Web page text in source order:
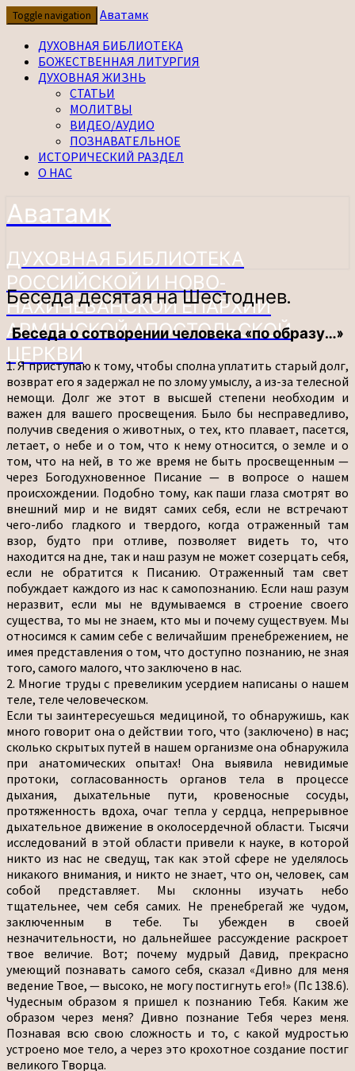
Перейти
к
содержимому
Toggle navigation
Аватамк
ДУХОВНАЯ БИБЛИОТЕКА
БОЖЕСТВЕННАЯ ЛИТУРГИЯ
ДУХОВНАЯ ЖИЗНЬ
СТАТЬИ
МОЛИТВЫ
ВИДЕО/АУДИО
ПОЗНАВАТЕЛЬНОЕ
ИСТОРИЧЕСКИЙ РАЗДЕЛ
О НАС
Аватамк
ДУХОВНАЯ БИБЛИОТЕКА
РОССИЙСКОЙ И НОВО-
НАХИЧЕВАНСКОЙ ЕПАРХИИ
АРМЯНСКОЙ АПОСТОЛЬСКОЙ
ЦЕРКВИ
Беседа
десятая
на
Шестоднев.
Беседа десятая на Шестоднев.
Беседа о сотворении человека «по образу…»
1. Я приступаю к тому, чтобы сполна уплатить старый долг,
возврат его я задержал не по злому умыслу, а из-за телесной
немощи. Долг же этот в высшей степени необходим и
важен для вашего просвещения. Было бы несправедливо,
получив сведения о животных, о тех, кто плавает, пасется,
летает, о небе и о том, что к нему относится, о земле и о
том, что на ней, в то же время не быть просвещенным —
через Богодухновенное Писание — в вопросе о нашем
происхождении. Подобно тому, как паши глаза смотрят во
внешний мир и не видят самих себя, если не встречают
чего-либо гладкого и твердого, когда отраженный там
взор, будто при отливе, позволяет видеть то, что
находится на дне, так и наш разум не может созерцать себя,
если не обратится к Писанию. Отраженный там свет
побуждает каждого из нас к самопознанию. Если наш разум
неразвит, если мы не вдумываемся в строение своего
существа, то мы не знаем, кто мы и почему существуем. Мы
относимся к самим себе с величайшим пренебрежением, не
имея представления о том, что доступно познанию, не зная
того, самого малого, что заключено в нас.
2. Многие труды с превеликим усердием написаны о нашем
теле, теле человеческом.
Если ты заинтересуешься медициной, то обнаружишь, как
много говорит она о действии того, что (заключено) в нас;
сколько скрытых путей в нашем организме она обнаружила
при анатомических опытах! Она выявила невидимые
протоки, согласованность органов тела в процессе
дыхания, дыхательные пути, кровеносные сосуды,
протяженность вдоха, очаг тепла у сердца, непрерывное
дыхательное движение в околосердечной области. Тысячи
исследований в этой области привели к науке, в которой
никто из нас не сведущ, так как этой сфере не уделялось
никакого внимания, и никто не знает, что он, человек, сам
собой представляет. Мы склонны изучать небо
тщательнее, чем себя самих. Не пренебрегай же чудом,
заключенным в тебе. Ты убежден в своей
незначительности, но дальнейшее рассуждение раскроет
твое величие. Вот; почему мудрый Давид, прекрасно
умеющий познавать самого себя, сказал «Дивно для меня
ведение Твое, — высоко, не могу постигнуть его!» (Пс 138.6).
Чудесным образом я пришел к познанию Тебя. Каким же
образом через меня? Дивно познание Тебя через меня.
Познавая всю свою сложность и то, с какой мудростью
устроено мое тело, а через это крохотное создание постиг
великого Творца.